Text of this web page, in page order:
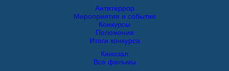
Антитеррор
Мероприятия и события
Конкурсы
Положения
Итоги конкурса
Кинозал
Все фильмы